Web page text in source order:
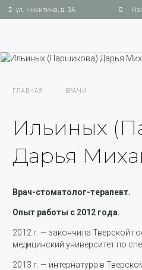
ул. Никитина, д. 3А
ГЛАВНАЯ ВРАЧИ
Ильиных
Дарья
Врач-стоматолог-терапевт.
Опыт работы с 2012 года.
2012 г. — закончила Тверской
медицинский университет по
2013 г. — интернатура в